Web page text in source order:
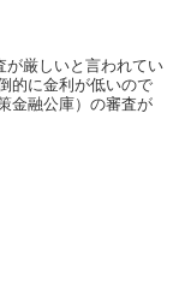
が厳しいと言われてい
的に金利が低いので
金融公庫）の審査が